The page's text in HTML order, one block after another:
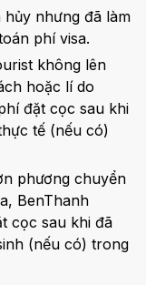
nhưng đã làm
phí visa.
không lên
hoặc lí do
đặt cọc sau khi
tế (nếu có)
phương chuyển
BenThanh
cọc sau khi đã
(nếu có) trong